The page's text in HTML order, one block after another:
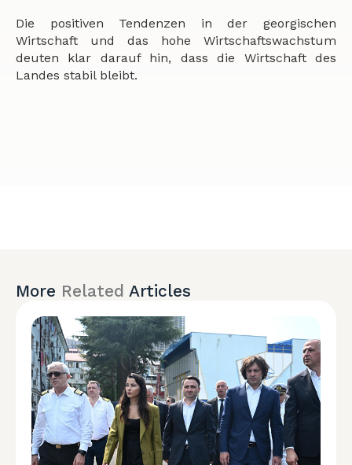
Die positiven Tendenzen in der georgischen
Wirtschaft und das hohe Wirtschaftswachstum
deuten klar darauf hin, dass die Wirtschaft des
Landes stabil bleibt.
More Related Articles